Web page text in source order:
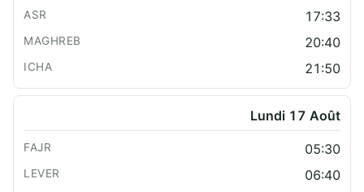
17:33
20:40
21:50
Lundi 17 Août
05:30
06:40